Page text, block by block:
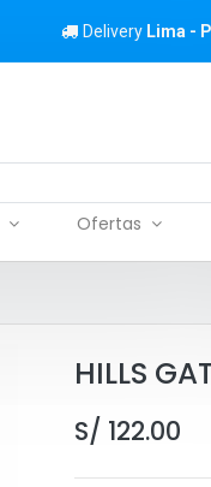
Delivery Lima -
Ofertas
HILLS
S/ 122.00